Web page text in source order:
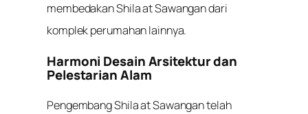
membedakan Shila at Sawangan dari
komplek perumahan lainnya.
Harmoni Desain Arsitektur dan
Pelestarian Alam
Pengembang Shila at Sawangan telah